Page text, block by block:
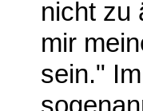
nicht zu
mir
sein."